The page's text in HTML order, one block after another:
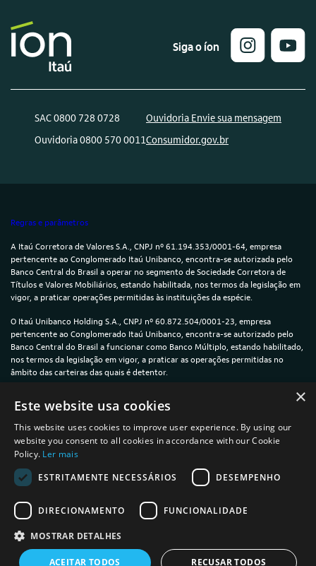
Siga o íon
SAC 0800 728 0728
Ouvidoria 0800 570 0011
Ouvidoria Envie sua mensagem
Consumidor.gov.br
Regras e parâmetros
A Itaú Corretora de Valores S.A., CNPJ nº 61.194.353/0001-64, empresa
pertencente ao Conglomerado Itaú Unibanco, encontra-se autorizada pelo
Banco Central do Brasil a operar no segmento de Sociedade Corretora de
Títulos e Valores Mobiliários, estando habilitada, nos termos da legislação em
vigor, a praticar operações permitidas às instituições da espécie.
O Itaú Unibanco Holding S.A., CNPJ nº 60.872.504/0001-23, empresa
pertencente ao Conglomerado Itaú Unibanco, encontra-se autorizado pelo
Banco Central do Brasil a funcionar como Banco Múltiplo, estando habilitado,
nos termos da legislação em vigor, a praticar as operações permitidas no
âmbito das carteiras das quais é detentor.
Política de Privacidade e Cookies
Termos de uso
Informações sobre a plataforma íon
powered byMZ
×
Este website usa cookies
This website uses cookies to improve user experience. By using our
website you consent to all cookies in accordance with our Cookie
Policy. Ler mais
ESTRITAMENTE NECESSÁRIOS
DESEMPENHO
DIRECIONAMENTO FUNCIONALIDADE
MOSTRAR DETALHES
ACEITAR TODOS RECUSAR TODOS